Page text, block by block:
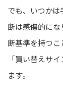
でも、いつか
断は感傷的に
断基準を持つ
「買い替えサ
ます。